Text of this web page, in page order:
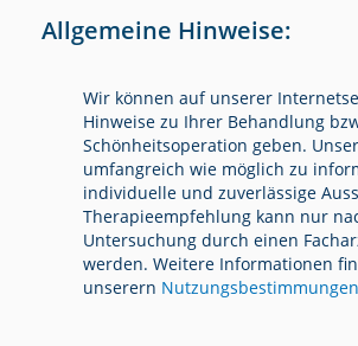
Allgemeine Hinweise:
Wir können auf unserer
Hinweise zu Ihrer Behandlung
Schönheitsoperation geben.
umfangreich wie möglich zu
individuelle und zuverlässige
Therapieempfehlung kann nur
Untersuchung durch einen
werden. Weitere Informationen
unserern Nutzungsbestimmungen